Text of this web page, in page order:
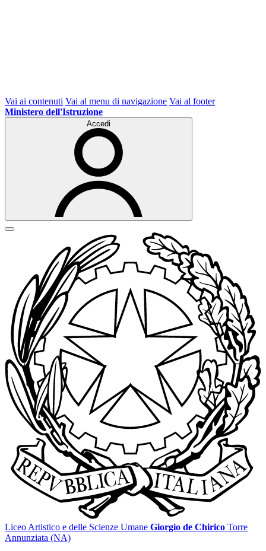
Vai ai contenuti Vai al menu di navigazione Vai al footer
Ministero dell'Istruzione
Accedi
Liceo Artistico e delle Scienze Umane Giorgio de Chirico Torre
Annunziata (NA)